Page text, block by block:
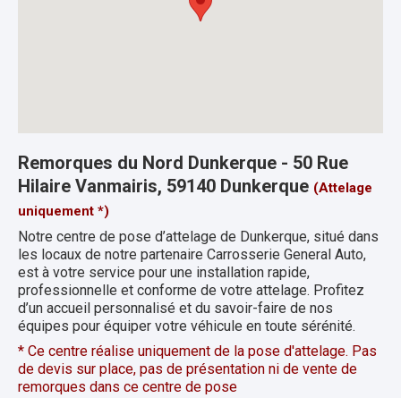
Remorques du Nord Dunkerque - 50 Rue
Hilaire Vanmairis, 59140 Dunkerque (Attelage
uniquement *)
Notre centre de pose d’attelage de Dunkerque, situé dans
les locaux de notre partenaire Carrosserie General Auto,
est à votre service pour une installation rapide,
professionnelle et conforme de votre attelage. Profitez
d’un accueil personnalisé et du savoir-faire de nos
équipes pour équiper votre véhicule en toute sérénité.
* Ce centre réalise uniquement de la pose d'attelage. Pas
de devis sur place, pas de présentation ni de vente de
remorques dans ce centre de pose